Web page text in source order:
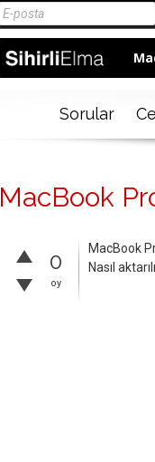
Sorular
MacBook
0
oy
MacBook
Nasıl